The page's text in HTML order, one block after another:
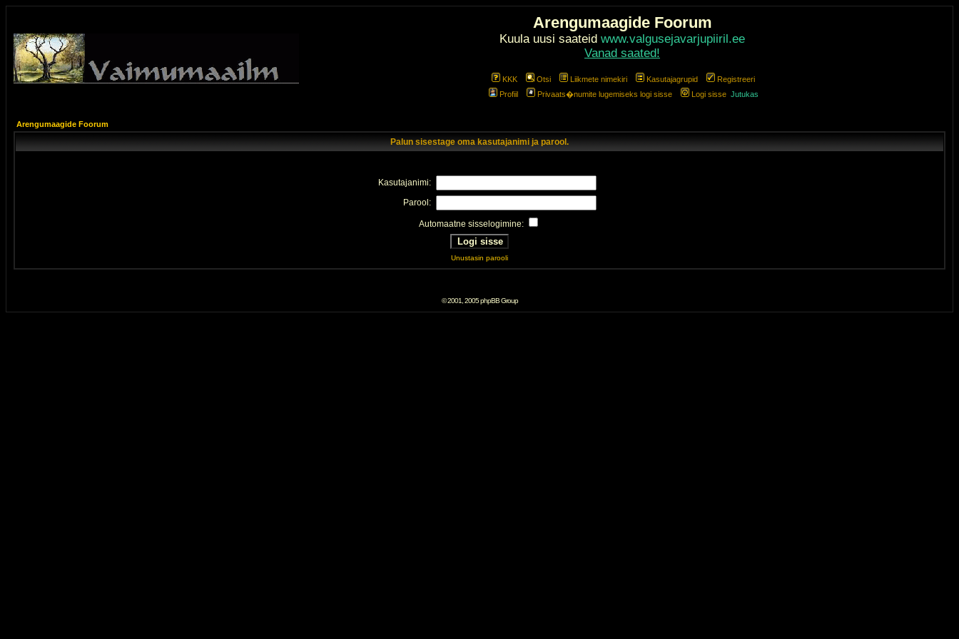
Arengumaagide Foorum
Kuula uusi saateid www.valgusejavarjupiiril.ee
Vanad saated!
KKK Otsi Liikmete nimekiri Kasutajagrupid
Registreeri
Profiil
Privaats�numite lugemiseks logi sisse Logi sisse Jutukas
Arengumaagide Foorum
Palun sisestage oma kasutajanimi ja parool.
Kasutajanimi:
Parool:
Automaatne sisselogimine:
Unustasin parooli
© 2001, 2005 phpBB Group